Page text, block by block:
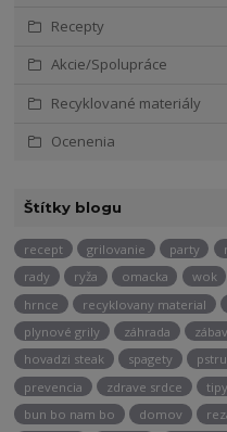
Recepty
Akcie/Spolupráce
Recyklované materiály
Ocenenia
Štítky blogu
recept grilovanie party
rady
ryža omacka wok
hrnce
recyklovany material
plynové grily
záhrada
hovadzi steak
spagety
prevencia
zdrave srdce tipy
bun bo nam bo
domov